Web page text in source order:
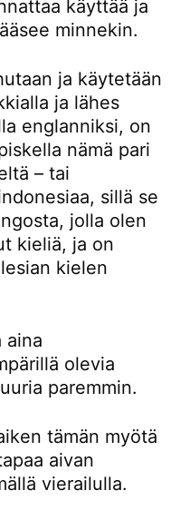
käyttää ja
minnekin.
ja käytetään
ja lähes
englanniksi, on
nämä pari
– tai
sillä se
jolla olen
kieliä, ja on
kielen
aina
olevia
paremmin.
tämän myötä
aivan
vierailulla.